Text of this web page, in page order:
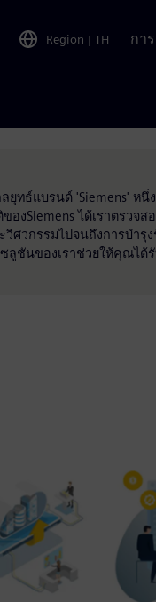
Region | TH กา
ยุทธ์แบรนด์ 'Siemens' หนึ่
งSiemens ได้เราตรวจส
ศวกรรมไปจนถึงการบำรุง
ลูชันของเราช่วยให้คุณได้